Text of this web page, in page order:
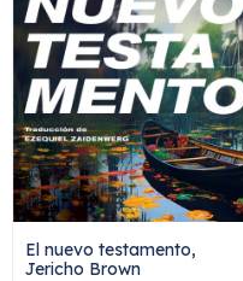
El nuevo testamento,
Jericho Brown